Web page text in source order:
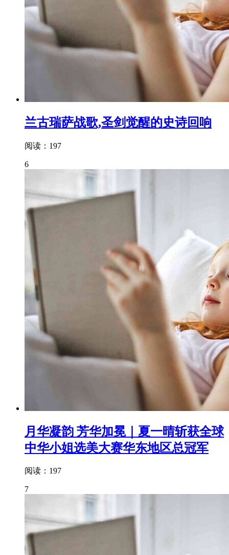
兰古瑞萨战歌,圣剑觉醒的史诗回响
阅读：197
6
月华凝韵 芳华加冕｜夏一晴斩获全球
中华小姐选美大赛华东地区总冠军
阅读：197
7